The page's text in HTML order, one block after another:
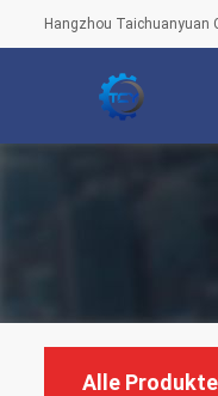
Hangzhou Taichuanyuan
Alle Produkte